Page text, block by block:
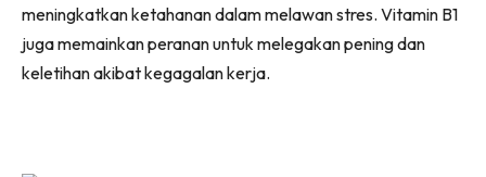
meningkatkan ketahanan dalam melawan stres. Vitamin B1
juga memainkan peranan untuk melegakan pening dan
keletihan akibat kegagalan kerja.